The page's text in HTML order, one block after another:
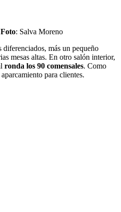
Foto: Salva Moreno
diferenciados, más un pequeño
mesas altas. En otro salón interior,
ronda los 90 comensales. Como
para clientes.